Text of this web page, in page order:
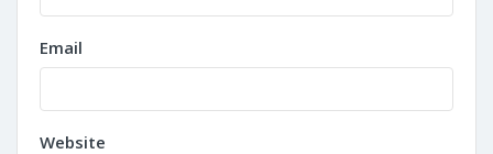
Email
Website